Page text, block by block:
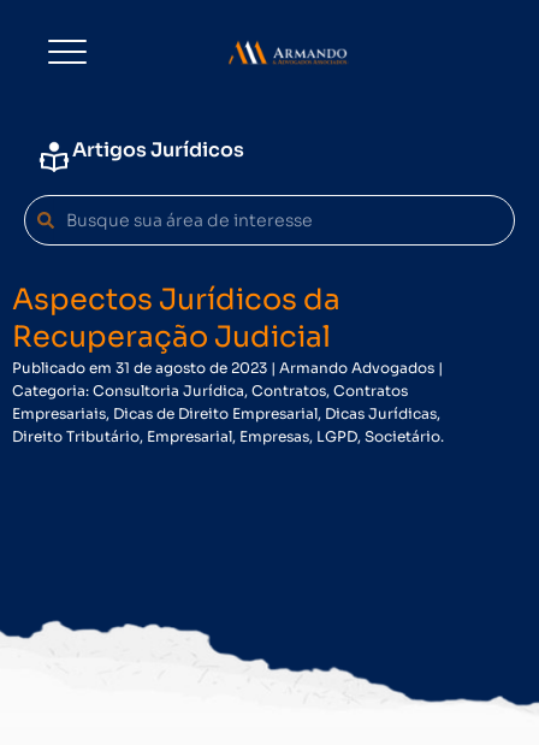
Artigos Jurídicos
Search
Aspectos Jurídicos da
Recuperação Judicial
Publicado em 31 de agosto de 2023 | Armando Advogados |
Categoria: Consultoria Jurídica, Contratos, Contratos
Empresariais, Dicas de Direito Empresarial, Dicas Jurídicas,
Direito Tributário, Empresarial, Empresas, LGPD, Societário.